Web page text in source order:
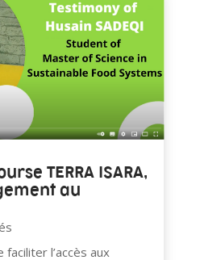
TERRA ISARA,
au
l’accès aux